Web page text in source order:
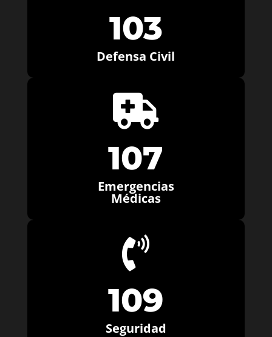
103
Defensa Civil

107
Emergencias
Médicas

109
Seguridad